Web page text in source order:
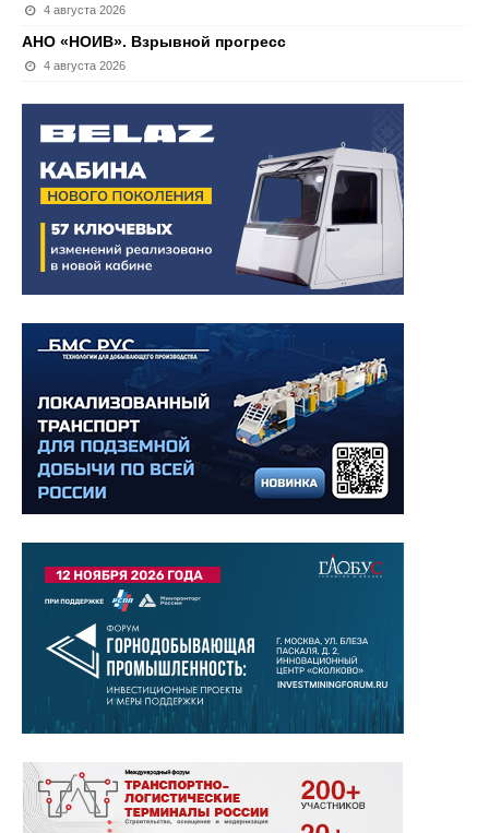
4 августа 2026
АНО «НОИВ». Взрывной прогресс
4 августа 2026